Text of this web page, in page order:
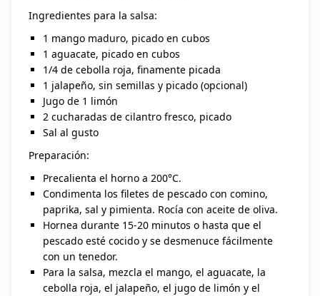
Ingredientes para la salsa:
1 mango maduro, picado en cubos
1 aguacate, picado en cubos
1/4 de cebolla roja, finamente picada
1 jalapeño, sin semillas y picado (opcional)
Jugo de 1 limón
2 cucharadas de cilantro fresco, picado
Sal al gusto
Preparación:
Precalienta el horno a 200°C.
Condimenta los filetes de pescado con comino,
paprika, sal y pimienta. Rocía con aceite de oliva.
Hornea durante 15-20 minutos o hasta que el
pescado esté cocido y se desmenuce fácilmente
con un tenedor.
Para la salsa, mezcla el mango, el aguacate, la
cebolla roja, el jalapeño, el jugo de limón y el